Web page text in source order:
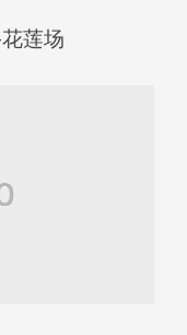
莲场